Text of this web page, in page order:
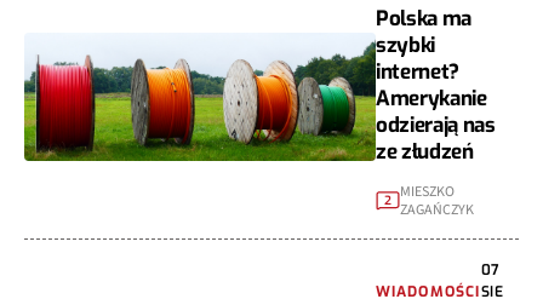
Polska ma
szybki
internet?
Amerykanie
odzierają nas
ze złudzeń
2
MIESZKO
ZAGAŃCZYK
WIADOMOŚCI
07
SIE